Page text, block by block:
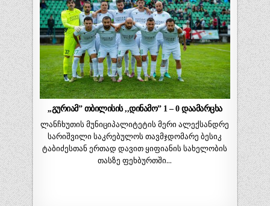
,,გურიამ” თბილისის ,,დინამო” 1 – 0 დაამარცხა
ლანჩხუთის მუნიციპალიტეტის მერი ალექსანდრე
სარიშვილი საკრებულოს თავმჯდომარე ბესიკ
ტაბიძესთან ერთად დავით ყიფიანის სახელობის
თასზე ფეხბურთში…